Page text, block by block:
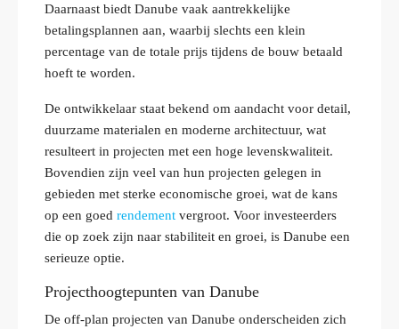
Daarnaast biedt Danube vaak aantrekkelijke
betalingsplannen aan, waarbij slechts een klein
percentage van de totale prijs tijdens de bouw betaald
hoeft te worden.
De ontwikkelaar staat bekend om aandacht voor detail,
duurzame materialen en moderne architectuur, wat
resulteert in projecten met een hoge levenskwaliteit.
Bovendien zijn veel van hun projecten gelegen in
gebieden met sterke economische groei, wat de kans
op een goed rendement vergroot. Voor investeerders
die op zoek zijn naar stabiliteit en groei, is Danube een
serieuze optie.
Projecthoogtepunten van Danube
De off-plan projecten van Danube onderscheiden zich